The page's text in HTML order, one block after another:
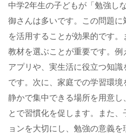
中学2年生の子どもが「勉強し
御さんは多いです。この問題に
を活用することが効果的です。
教材を選ぶことが重要です。
アプリや、実生活に役立つ知
です。次に、家庭での学習環境
静かで集中できる場所を用意し
とで習慣化を促します。また
ョンを大切にし、勉強の意義